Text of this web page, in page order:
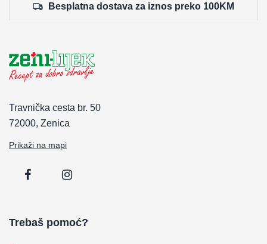
Besplatna dostava za iznos preko 100KM
Travnička cesta br. 50
72000, Zenica
Prikaži na mapi
Trebaš pomoć?